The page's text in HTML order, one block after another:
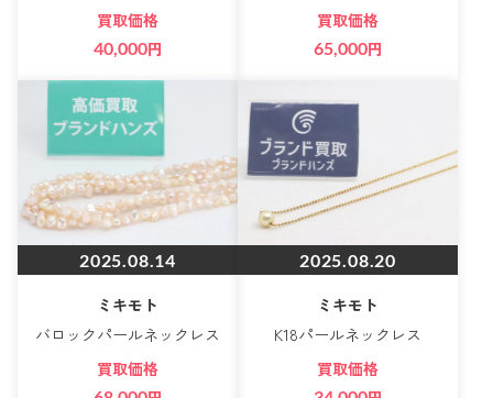
買取価格
40,000円
買取価格
65,000円
2025.08.14
ミキモト
バロックパールネックレス
買取価格
2025.08.20
ミキモト
K18パールネックレス
買取価格